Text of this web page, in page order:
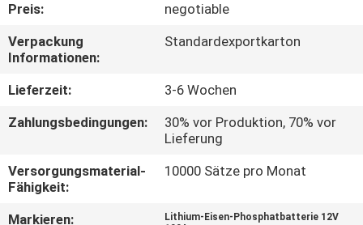
TRETEN
SIE
MIT
UNS
VERBINDUNG
FORDERN
Preis:
negotiable
Verpackung
Informationen:
Standardexportkarton
Lieferzeit:
3-6 Wochen
Zahlungsbedingungen:
30% vor Produktion, 70% vor
Lieferung
Versorgungsmaterial-
Fähigkeit:
10000 Sätze pro Monat
Markieren:
Lithium-Eisen-Phosphatbatterie 12V